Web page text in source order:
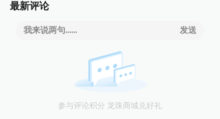
最新评论
我来说两句...... 发送
参与评论积分 龙珠商城兑好礼